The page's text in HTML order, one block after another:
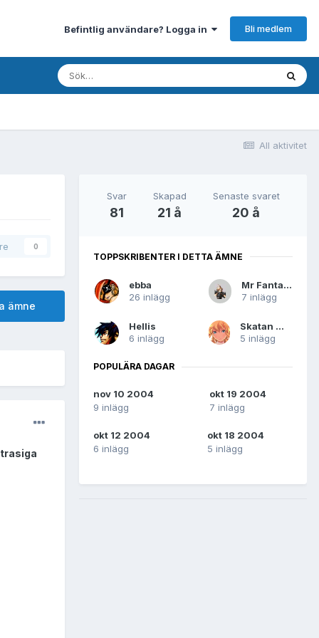
Befintlig användare? Logga in Bli medlem
All aktivitet
0
ämne
Svar
81
Skapad
21 å
Senaste svaret
20 å
TOPPSKRIBENTER I DETTA ÄMNE
ebba
26 inlägg
Mr Fantasy
7 inlägg
Hellis
6 inlägg
Skatan Milla
5 inlägg
POPULÄRA DAGAR
nov 10 2004
9 inlägg
okt 19 2004
7 inlägg
okt 12 2004
6 inlägg
okt 18 2004
5 inlägg